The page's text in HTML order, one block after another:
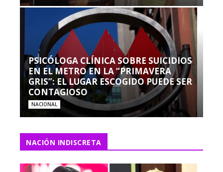
PSICÓLOGA CLÍNICA SOBRE SUICIDIOS
EN EL METRO EN LA “PRIMAVERA
GRIS”: EL LUGAR ESCOGIDO PUEDE SER
CONTAGIOSO
NACIONAL
NACIÓN INDISCRETA